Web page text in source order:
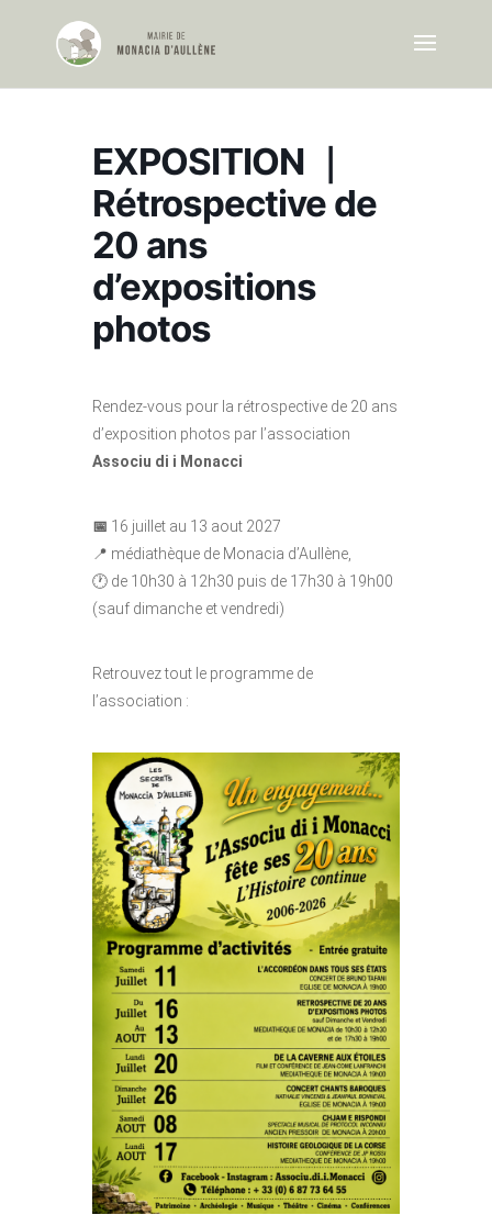
EXPOSITION ｜
Rétrospective de
20 ans
d’expositions
photos
Rendez-vous pour la rétrospective de 20 ans
d’exposition photos par l’association
Associu di i Monacci
📅 16 juillet au 13 aout 2027
📍 médiathèque de Monacia d’Aullène,
🕐 de 10h30 à 12h30 puis de 17h30 à 19h00
(sauf dimanche et vendredi)
Retrouvez tout le programme de
l’association :